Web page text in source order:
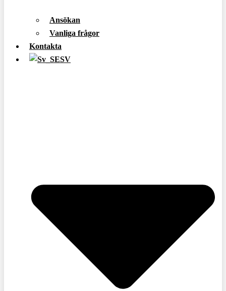
Ansökan
Vanliga frågor
Kontakta
SV